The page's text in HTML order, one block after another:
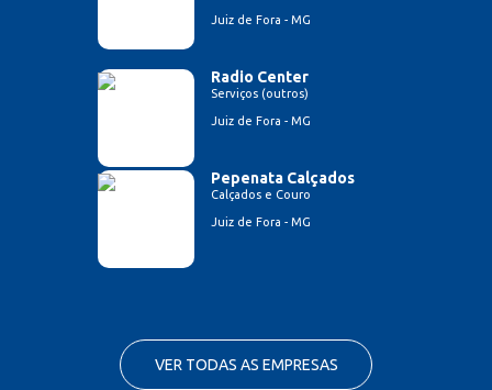
Juiz de Fora - MG
Radio Center
Serviços (outros)
Juiz de Fora - MG
Pepenata Calçados
Calçados e Couro
Juiz de Fora - MG
VER TODAS AS EMPRESAS